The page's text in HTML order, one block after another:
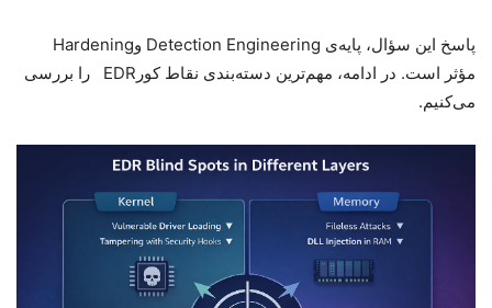
پاسخ این سؤال، پایه‌ی Detection Engineering وHardening
مؤثر است. در ادامه، مهم‌ترین دسته‌بندی نقاط کور EDR
را بررسی
می‌کنیم.